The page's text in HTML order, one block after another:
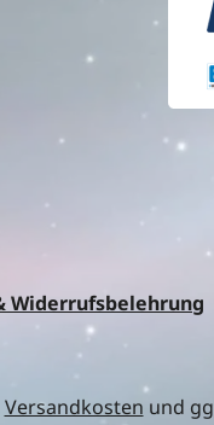
Widerrufsbelehrung
Versandkosten und